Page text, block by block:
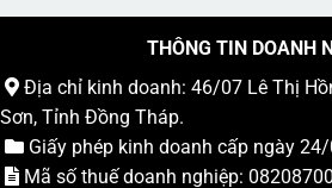
THÔNG TIN DOANH
Địa chỉ kinh doanh: 46/07 Lê Thị
Sơn, Tỉnh Đồng Tháp.
Giấy phép kinh doanh cấp ngày
Mã số thuế doanh nghiệp: